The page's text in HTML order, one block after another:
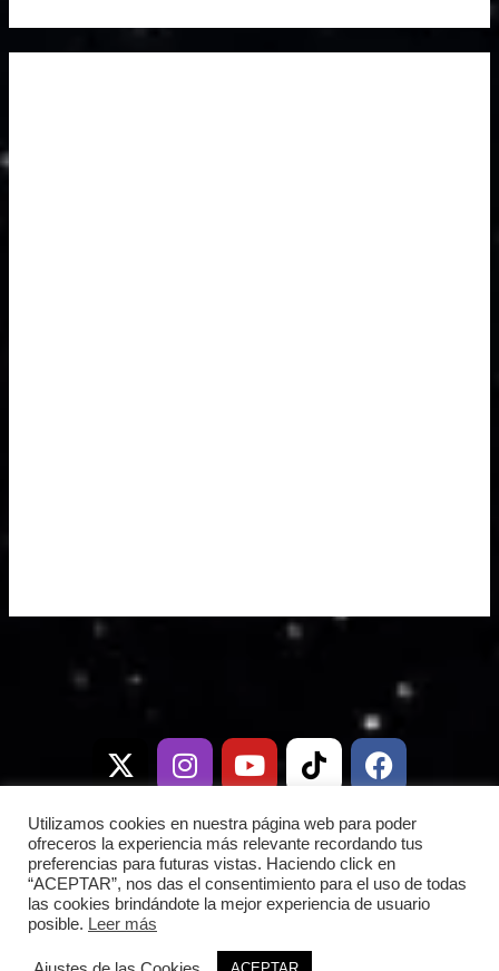
t
w
i
t
t
e
r
n
s
t
a
g
r
a
o
u
t
u
b
e
i
k
o
k
a
c
e
b
o
o
k
e
l
e
g
r
a
m
h
a
t
s
a
p
p
i
s
o
r
d
Copyright © 2026 Frontera Espacial |
Utilizamos cookies en nuestra página web para poder
ofreceros la experiencia más relevante recordando tus
preferencias para futuras vistas. Haciendo click en
“ACEPTAR”, nos das el consentimiento para el uso de todas
las cookies brindándote la mejor experiencia de usuario
posible. Leer más